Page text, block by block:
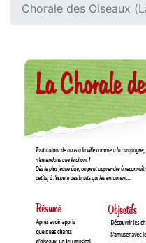
Chorale des Oiseaux